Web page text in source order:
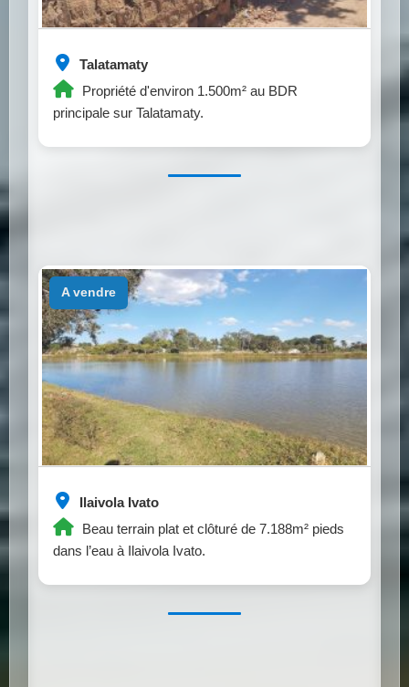
Talatamaty
Propriété d'environ 1.500m² au BDR
principale sur Talatamaty.
Ilaivola Ivato
Beau terrain plat et clôturé de 7.188m² pieds
dans l’eau à Ilaivola Ivato.
a vendre